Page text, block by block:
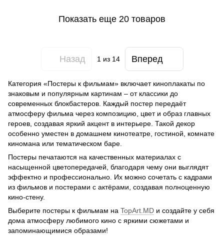
Показать еще 20 товаров
Назад 1 из 14 Вперед
Категория «Постеры к фильмам» включает киноплакаты по
знаковым и популярным картинам – от классики до
современных блокбастеров. Каждый постер передаёт
атмосферу фильма через композицию, цвет и образ главных
героев, создавая яркий акцент в интерьере. Такой декор
особенно уместен в домашнем кинотеатре, гостиной, комнате
киномана или тематическом баре.
Постеры печатаются на качественных материалах с
насыщенной цветопередачей, благодаря чему они выглядят
эффектно и профессионально. Их можно сочетать с кадрами
из фильмов и постерами с актёрами, создавая полноценную
кино-стену.
Выберите постеры к фильмам на TopArt.MD и создайте у себя
дома атмосферу любимого кино с яркими сюжетами и
запоминающимися образами!